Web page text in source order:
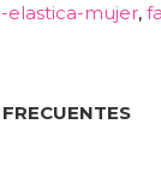
elastica-mujer